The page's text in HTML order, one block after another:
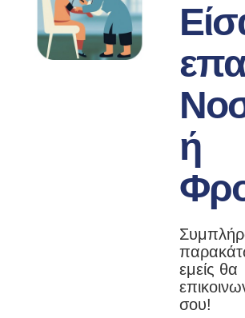
ή
εμείς θα
σου!